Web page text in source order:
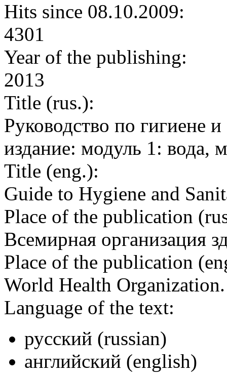
Hits since 08.10.2009:
4301
Year of the publishing:
2013
Title (rus.):
Руководство по гигиене
издание: модуль 1: вода,
Title (eng.):
Guide to Hygiene and
Place of the publication
Всемирная организация
Place of the publication
World Health
Language of the text:
русский (russian)
английский (english)